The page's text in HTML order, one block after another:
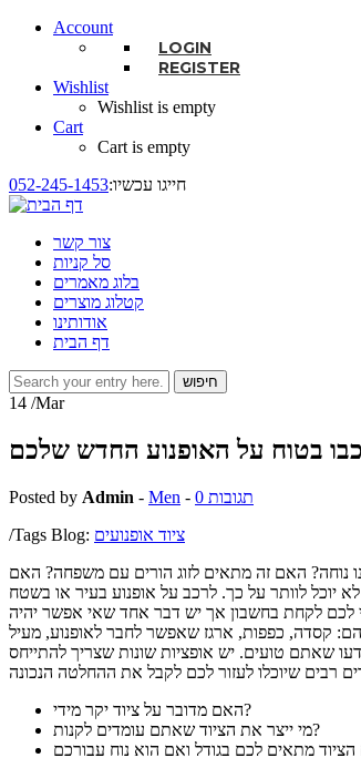
Account
LOGIN
REGISTER
Wishlist
Wishlist is empty
Cart
Cart is empty
052-245-1453 :חייגו עכשיו
צור קשר
סל קניות
בלוג מאמרים
קטלוג מוצרים
אודותינו
דף הבית
טופס חיפוש
חיפוש
14 /Mar
בטוח על האופנוע החדש שלכם
Posted by Admin - Men -
0 תגובות
/Tags Blog: ציוד אופנועים
נוחה? האם זה מתאים לזוג הורים עם משפחה? האם
יוכל לוותר על כך. לרכב על אופנוע בעיר או בשטח
לכם לקחת בחשבון אך יש דבר אחד שאי אפשר יהיה
קסדה, כפפות, ארגז שאפשר לחבר לאופנוע, מעיל
שאתם טועים. יש אופציות שונות שצריך להתייחס
האם מדובר על ציוד יקר מידי?
מי ייצר את הציוד שאתם עומדים לקנות?